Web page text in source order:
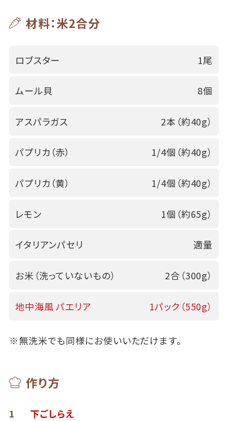
材料：米2合分
ロブスター 1尾
ムール貝 8個
アスパラガス 2本（約40g）
パプリカ（赤） 1/4個（約40g）
パプリカ（黄） 1/4個（約40g）
レモン 1個（約65g）
イタリアンパセリ 適量
お米（洗っていないもの） 2合（300g）
地中海風 パエリア 1パック（550g）
※無洗米でも同様にお使いいただけます。
作り方
1
下ごしらえ